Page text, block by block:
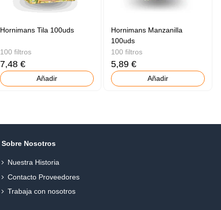
Hornimans Tila 100uds
100 filtros
7,48 €
Añadir
Hornimans Manzanilla
100uds
100 filtros
5,89 €
Añadir
Sobre Nosotros
Nuestra Historia
Contacto Proveedores
Trabaja con nosotros